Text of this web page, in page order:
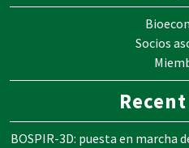
Socios
BOSPIR-3D: puesta en